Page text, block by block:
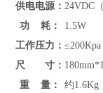
供电电源： 24VDC
功 耗：
1.5W
工作压力： ≤200Kpa
尺 寸：
重 量：
约1.6Kg